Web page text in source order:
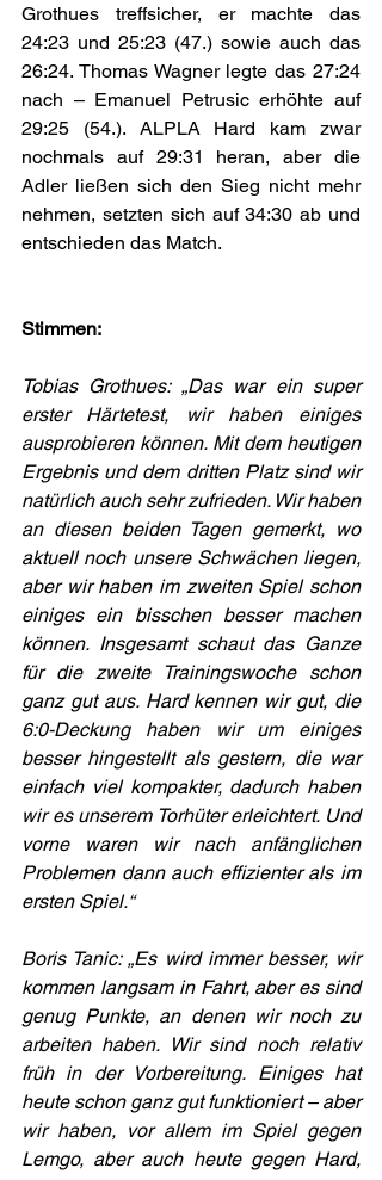
Grothues treffsicher, er machte das
24:23 und 25:23 (47.) sowie auch das
26:24. Thomas Wagner legte das 27:24
nach – Emanuel Petrusic erhöhte auf
29:25 (54.). ALPLA Hard kam zwar
nochmals auf 29:31 heran, aber die
Adler ließen sich den Sieg nicht mehr
nehmen, setzten sich auf 34:30 ab und
entschieden das Match.
Stimmen:
Tobias Grothues: „Das war ein super
erster Härtetest, wir haben einiges
ausprobieren können. Mit dem heutigen
Ergebnis und dem dritten Platz sind wir
natürlich auch sehr zufrieden. Wir haben
an diesen beiden Tagen gemerkt, wo
aktuell noch unsere Schwächen liegen,
aber wir haben im zweiten Spiel schon
einiges ein bisschen besser machen
können. Insgesamt schaut das Ganze
für die zweite Trainingswoche schon
ganz gut aus. Hard kennen wir gut, die
6:0-Deckung haben wir um einiges
besser hingestellt als gestern, die war
einfach viel kompakter, dadurch haben
wir es unserem Torhüter erleichtert. Und
vorne waren wir nach anfänglichen
Problemen dann auch effizienter als im
ersten Spiel.“
Boris Tanic: „Es wird immer besser, wir
kommen langsam in Fahrt, aber es sind
genug Punkte, an denen wir noch zu
arbeiten haben. Wir sind noch relativ
früh in der Vorbereitung. Einiges hat
heute schon ganz gut funktioniert – aber
wir haben, vor allem im Spiel gegen
Lemgo, aber auch heute gegen Hard,